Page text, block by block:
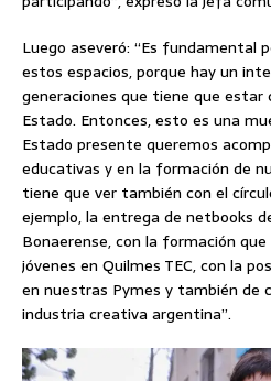
Luego aseveró: “Es fundamental
estos espacios, porque hay un
generaciones que tiene que estar
Estado. Entonces, esto es una
Estado presente queremos
educativas y en la formación de
tiene que ver también con el
ejemplo, la entrega de netbooks
Bonaerense, con la formación
jóvenes en Quilmes TEC, con la
en nuestras Pymes y también de
industria creativa argentina”.